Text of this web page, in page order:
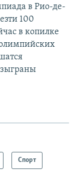
в Рио-де-
100
в копилке
Спорт